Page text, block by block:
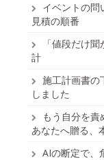
イベントの問
見積の順番
「値段だけ
計
施工計画書の
しました
もう自分を責
あなたへ贈る、
AIの断定で、